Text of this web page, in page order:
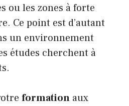
ou les zones à forte
Ce point est d’autant
un environnement
études cherchent à
formation aux